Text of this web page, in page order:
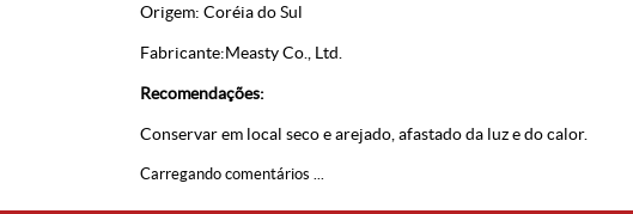
Origem: Coréia do Sul
Fabricante:Measty Co., Ltd.
Recomendações:
Conservar em local seco e arejado, afastado da luz e do calor.
Carregando comentários ...